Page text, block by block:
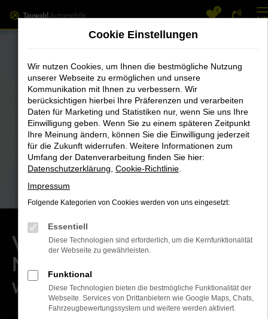
Zum
Hauptinhalt
0
Volkswagen Verkäufer
Neuwagen (m/w/d)
Werde Teil unseres Teams!
Cookie Einstellungen
Wir nutzen Cookies, um Ihnen die bestmögliche Nutzung
unserer Webseite zu ermöglichen und unsere
Kommunikation mit Ihnen zu verbessern. Wir
berücksichtigen hierbei Ihre Präferenzen und verarbeiten
Daten für Marketing und Statistiken nur, wenn Sie uns Ihre
Einwilligung geben. Wenn Sie zu einem späteren Zeitpunkt
Ihre Meinung ändern, können Sie die Einwilligung jederzeit
für die Zukunft widerrufen. Weitere Informationen zum
Umfang der Datenverarbeitung finden Sie hier:
Datenschutzerklärung Cookie-Richtlinie
Impressum
Folgende Kategorien von Cookies werden von uns eingesetzt:
Essentiell
Diese Technologien sind erforderlich, um die Kernfunktionalität
der Webseite zu gewährleisten.
Funktional
Diese Technologien bieten die bestmögliche Funktionalität der
Webseite. Services von Drittanbietern wie Google Maps, Chats,
Fahrzeugbewertungssystem und weitere werden aktiviert.